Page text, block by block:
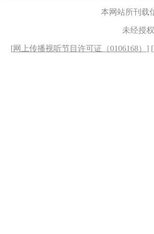
本网站所刊载
未经授
[网上传播视听节目许可证（0106168） ] [